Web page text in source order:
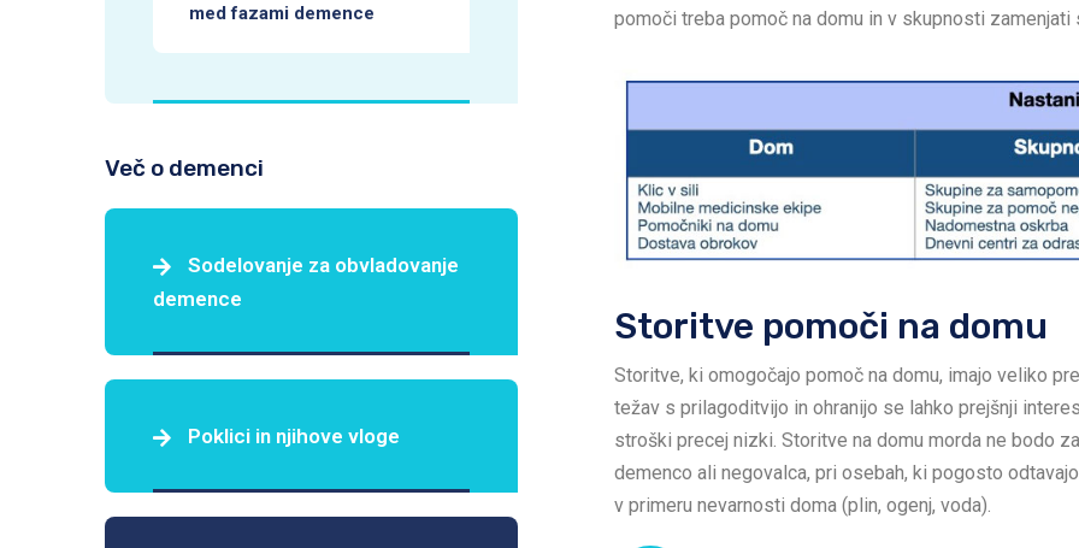
pomoči treba pomoč na domu in v skupnosti zamenjati
Storitve pomoči na domu
Storitve, ki omogočajo pomoč na domu, imajo veliko
težav s prilagoditvijo in ohranijo se lahko prejšnji
stroški precej nizki. Storitve na domu morda ne bodo
demenco ali negovalca, pri osebah, ki pogosto
v primeru nevarnosti doma (plin, ogenj, voda).
med fazami demence
Več o demenci
Sodelovanje za obvladovanje
demence
Poklici in njihove vloge